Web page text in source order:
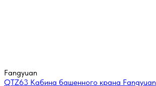
Fangyuan
QTZ63 Кабина башенного крана Fangyuan